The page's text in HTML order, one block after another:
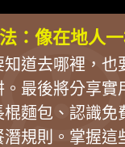
：像在地人
道去哪裡，也
最後將分享實
麵包、認識免
規則。掌握這